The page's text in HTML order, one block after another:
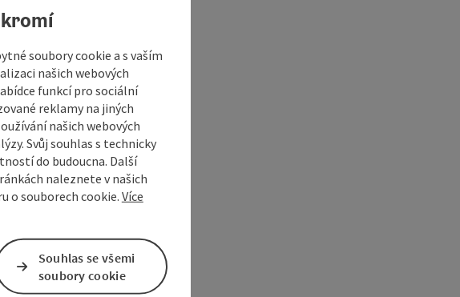
V okolí
soubory cookie a s vaším
našich webových
funkcí pro sociální
reklamy na jiných
našich webových
Svůj souhlas s technicky
do budoucna. Další
naleznete v našich
o souborech cookie. Více
Souhlas se všemi
soubory cookie